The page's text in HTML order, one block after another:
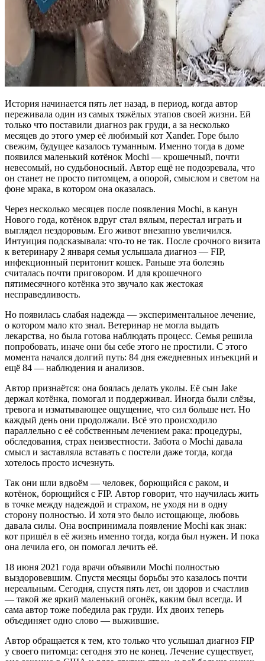
История начинается пять лет назад, в период, когда автор
переживала один из самых тяжёлых этапов своей жизни. Ей
только что поставили диагноз рак груди, а за несколько
месяцев до этого умер её любимый кот Xander. Горе было
свежим, будущее казалось туманным. Именно тогда в доме
появился маленький котёнок Mochi — крошечный, почти
невесомый, но судьбоносный. Автор ещё не подозревала, что
он станет не просто питомцем, а опорой, смыслом и светом на
фоне мрака, в котором она оказалась.
Через несколько месяцев после появления Mochi, в канун
Нового года, котёнок вдруг стал вялым, перестал играть и
выглядел нездоровым. Его живот внезапно увеличился.
Интуиция подсказывала: что‑то не так. После срочного визита
к ветеринару 2 января семья услышала диагноз — FIP,
инфекционный перитонит кошек. Раньше эта болезнь
считалась почти приговором. И для крошечного
пятимесячного котёнка это звучало как жестокая
несправедливость.
Но появилась слабая надежда — экспериментальное лечение,
о котором мало кто знал. Ветеринар не могла выдать
лекарства, но была готова наблюдать процесс. Семья решила
попробовать, иначе они бы себе этого не простили. С этого
момента начался долгий путь: 84 дня ежедневных инъекций и
ещё 84 — наблюдения и анализов.
Автор признаётся: она боялась делать уколы. Её сын Jake
держал котёнка, помогал и поддерживал. Иногда были слёзы,
тревога и изматывающее ощущение, что сил больше нет. Но
каждый день они продолжали. Всё это происходило
параллельно с её собственным лечением рака: процедуры,
обследования, страх неизвестности. Забота о Mochi давала
смысл и заставляла вставать с постели даже тогда, когда
хотелось просто исчезнуть.
Так они шли вдвоём — человек, борющийся с раком, и
котёнок, борющийся с FIP. Автор говорит, что научилась жить
в точке между надеждой и страхом, не уходя ни в одну
сторону полностью. И хотя это было истощающе, любовь
давала силы. Она воспринимала появление Mochi как знак:
кот пришёл в её жизнь именно тогда, когда был нужен. И пока
она лечила его, он помогал лечить её.
18 июня 2021 года врачи объявили Mochi полностью
выздоровевшим. Спустя месяцы борьбы это казалось почти
нереальным. Сегодня, спустя пять лет, он здоров и счастлив
— такой же яркий маленький огонёк, каким был всегда. И
сама автор тоже победила рак груди. Их двоих теперь
объединяет одно слово — выжившие.
Автор обращается к тем, кто только что услышал диагноз FIP
у своего питомца: сегодня это не конец. Лечение существует,